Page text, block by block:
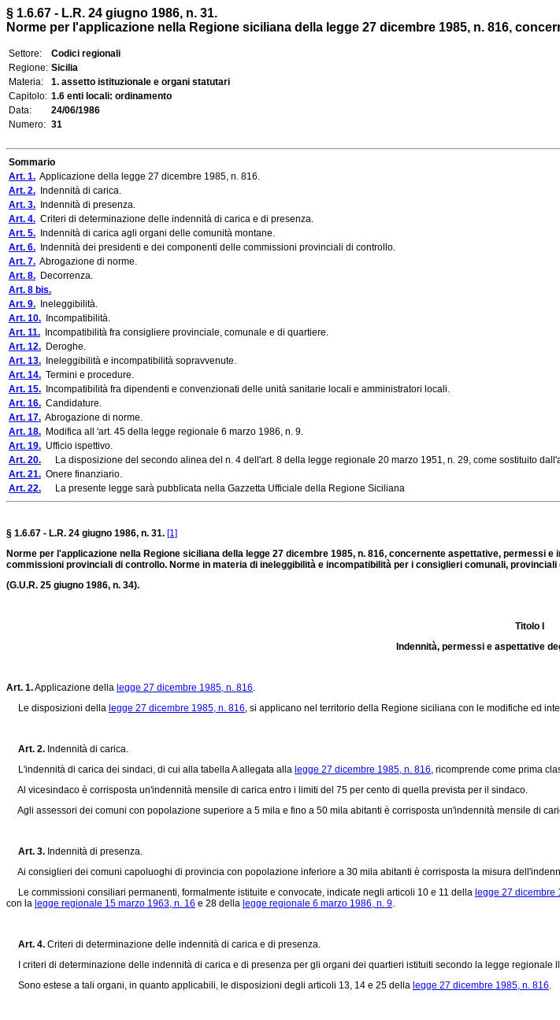
§ 1.6.67 - L.R. 24 giugno 1986, n. 31.
Norme per l'applicazione nella Regione siciliana della legge 27 dicembre 1985, n. 816,
Settore:
Codici regionali
Regione: Sicilia
Materia:
1. assetto istituzionale e organi statutari
Capitolo: 1.6 enti locali: ordinamento
Data:
24/06/1986
Numero: 31
Sommario
Art. 1. Applicazione della legge 27 dicembre 1985, n. 816.
Art. 2. Indennità di carica.
Art. 3. Indennità di presenza.
Art. 4. Criteri di determinazione delle indennità di carica e di presenza.
Art. 5. Indennità di carica agli organi delle comunità montane.
Art. 6. Indennità dei presidenti e dei componenti delle commissioni provinciali di controllo.
Art. 7. Abrogazione di norme.
Art. 8. Decorrenza.
Art. 8 bis.
Art. 9. Ineleggibilità.
Art. 10. Incompatibilità.
Art. 11. Incompatibilità fra consigliere provinciale, comunale e di quartiere.
Art. 12. Deroghe.
Art. 13. Ineleggibilità e incompatibilità sopravvenute.
Art. 14. Termini e procedure.
Art. 15. Incompatibilità fra dipendenti e convenzionati delle unità sanitarie locali e amministratori locali.
Art. 16. Candidature.
Art. 17. Abrogazione di norme.
Art. 18. Modifica all 'art. 45 della legge regionale 6 marzo 1986, n. 9.
Art. 19. Ufficio ispettivo.
Art. 20. La disposizione del secondo alinea del n. 4 dell'art. 8 della legge regionale 20 marzo 1951, n. 29, come sostituito
Art. 21. Onere finanziario.
Art. 22. La presente legge sarà pubblicata nella Gazzetta Ufficiale della Regione Siciliana
§ 1.6.67 - L.R. 24 giugno 1986, n. 31. [1]
Norme per l'applicazione nella Regione siciliana della legge 27 dicembre 1985, n. 816, concernente aspettative,
commissioni provinciali di controllo. Norme in materia di ineleggibilità e incompatibilità per i consiglieri comunali, provinciali
(G.U.R. 25 giugno 1986, n. 34).
Titolo I
Indennità, permessi e aspettative
Art. 1.Applicazione della legge 27 dicembre 1985, n. 816.
Le disposizioni della legge 27 dicembre 1985, n. 816, si applicano nel territorio della Regione siciliana con le modifiche ed
Art. 2. Indennità di carica.
L'indennità di carica dei sindaci, di cui alla tabella A allegata alla legge 27 dicembre 1985, n. 816, ricomprende come prima
Al vicesindaco è corrisposta un'indennità mensile di carica entro i limiti del 75 per cento di quella prevista per il sindaco.
Agli assessori dei comuni con popolazione superiore a 5 mila e fino a 50 mila abitanti è corrisposta un'indennità mensile di
Art. 3. Indennità di presenza.
Ai consiglieri dei comuni capoluoghi di provincia con popolazione inferiore a 30 mila abitanti è corrisposta la misura
Le commissioni consiliari permanenti, formalmente istituite e convocate, indicate negli articoli 10 e 11 della legge 27 dicembre
con la legge regionale 15 marzo 1963, n. 16 e 28 della legge regionale 6 marzo 1986, n. 9.
Art. 4. Criteri di determinazione delle indennità di carica e di presenza.
I criteri di determinazione delle indennità di carica e di presenza per gli organi dei quartieri istituiti secondo la legge regionale
Sono estese a tali organi, in quanto applicabili, le disposizioni degli articoli 13, 14 e 25 della legge 27 dicembre 1985, n. 816.